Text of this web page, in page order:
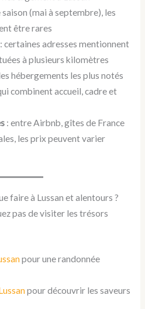
(mai à septembre), les
être rares
certaines adresses mentionnent
à plusieurs kilomètres
hébergements les plus notés
combinent accueil, cadre et
: entre Airbnb, gîtes de France
les prix peuvent varier
faire à Lussan et alentours ?
pas de visiter les trésors
pour une randonnée
pour découvrir les saveurs